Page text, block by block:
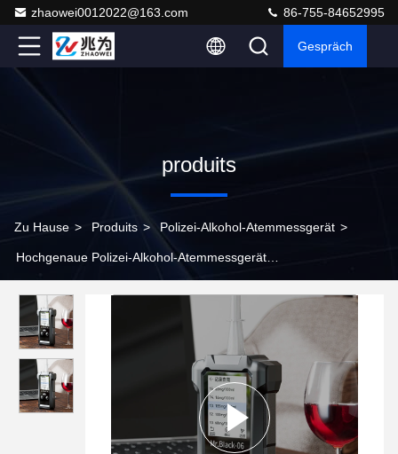
zhaowei0012022@163.com 86-755-84652995
Gespräch
produits
Zu Hause > Produits > Polizei-Alkohol-Atemmessgerät >
Hochgenaue Polizei-Alkohol-Atemmessgerät